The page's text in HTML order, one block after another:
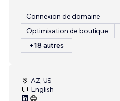
Connexion de domaine
Optimisation de boutique
+18 autres
AZ, US
English